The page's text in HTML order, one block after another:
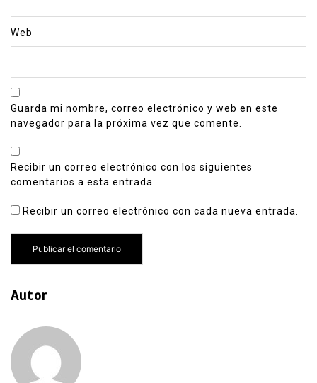
Web
Guarda mi nombre, correo electrónico y web en este
navegador para la próxima vez que comente.
Recibir un correo electrónico con los siguientes
comentarios a esta entrada.
Recibir un correo electrónico con cada nueva entrada.
Autor